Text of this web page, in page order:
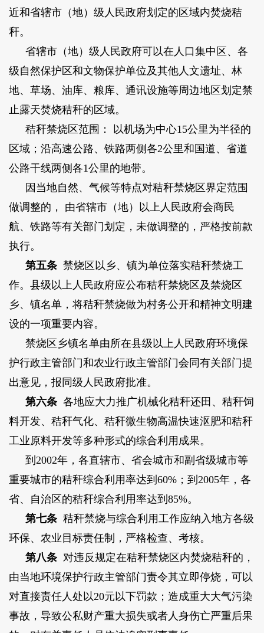
近和省辖市（地）级人民政府划定的区域内焚烧秸
秆。
省辖市（地）级人民政府可以在人口集中区、各
级自然保护区和文物保护单位及其他人文遗址、林
地、草场、油库、粮库、通讯设施等周边地区划定禁
止露天焚烧秸秆的区域。
秸秆禁烧区范围： 以机场为中心15公里为半径的
区域；沿高速公路、铁路两侧各2公里和国道、省道
公路干线两侧各1公里的地带。
因当地自然、气候等特点对秸秆禁烧区界定范围
做调整的， 由省辖市（地）以上人民政府会商民
航、铁路等有关部门划定，未做调整的，严格按前款
执行。
第五条禁烧区以乡、镇为单位落实秸秆禁烧工
作。县级以上人民政府应公布秸秆禁烧区及禁烧区
乡、镇名单，将秸秆禁烧做为村务公开和精神文明建
设的一项重要内容。
禁烧区乡镇名单由所在县级以上人民政府环境保
护行政主管部门和农业行政主管部门会同有关部门提
出意见，报同级人民政府批准。
第六条各地应大力推广机械化秸秆还田、秸秆饲
料开发、秸秆气化、秸秆微生物高温快速沤肥和秸秆
工业原料开发等多种形式的综合利用成果。
到2002年，各直辖市、省会城市和副省级城市等
重要城市的秸秆综合利用率达到60%；到2005年，各
省、自治区的秸秆综合利用率达到85%。
第七条秸秆禁烧与综合利用工作应纳入地方各级
环保、农业目标责任制，严格检查、考核。
第八条对违反规定在秸秆禁烧区内焚烧秸秆的，
由当地环境保护行政主管部门责令其立即停烧，可以
对直接责任人处以20元以下罚款；造成重大大气污染
事故，导致公私财产重大损失或者人身伤亡严重后果